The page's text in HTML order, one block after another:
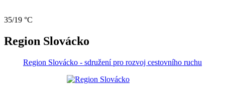
35/19 °C
Region Slovácko
Region Slovácko - sdružení pro rozvoj cestovního ruchu